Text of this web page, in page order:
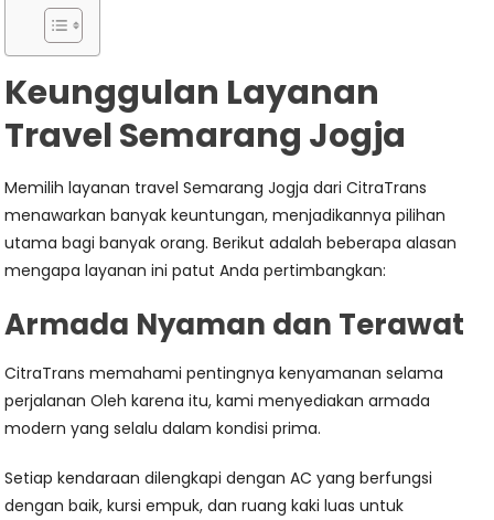
Keunggulan Layanan
Travel Semarang Jogja
Memilih layanan travel Semarang Jogja dari CitraTrans
menawarkan banyak keuntungan, menjadikannya pilihan
utama bagi banyak orang. Berikut adalah beberapa alasan
mengapa layanan ini patut Anda pertimbangkan:
Armada Nyaman dan Terawat
CitraTrans memahami pentingnya kenyamanan selama
perjalanan Oleh karena itu, kami menyediakan armada
modern yang selalu dalam kondisi prima.
Setiap kendaraan dilengkapi dengan AC yang berfungsi
dengan baik, kursi empuk, dan ruang kaki luas untuk